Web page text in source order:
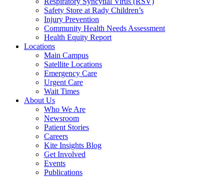
Safety Store at Rady Children’s
Injury Prevention
Community Health Needs Assessment
Health Equity Report
Locations
Main Campus
Satellite Locations
Emergency Care
Urgent Care
Wait Times
About Us
Who We Are
Newsroom
Patient Stories
Careers
Kite Insights Blog
Get Involved
Events
Publications